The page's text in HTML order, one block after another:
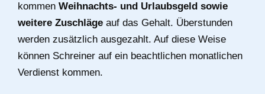
kommen Weihnachts- und Urlaubsgeld sowie
weitere Zuschläge auf das Gehalt. Überstunden
werden zusätzlich ausgezahlt. Auf diese Weise
können Schreiner auf ein beachtlichen monatlichen
Verdienst kommen.